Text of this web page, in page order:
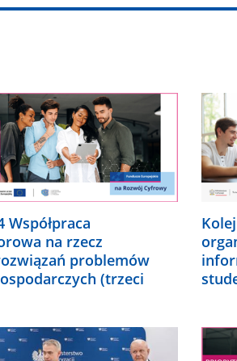
Współpraca
na rzecz
problemów
(trzeci